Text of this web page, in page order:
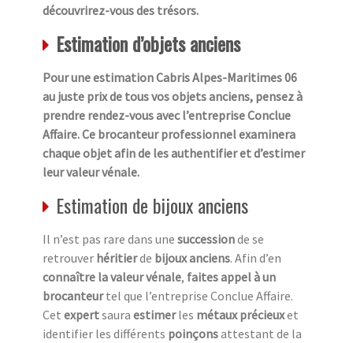
découvrirez-vous des trésors.
Estimation d’objets anciens
Pour une estimation Cabris Alpes-Maritimes 06
au juste prix de tous vos objets anciens, pensez à
prendre rendez-vous avec l’entreprise Conclue
Affaire. Ce brocanteur professionnel examinera
chaque objet afin de les authentifier et d’estimer
leur valeur vénale.
Estimation de bijoux anciens
Il n’est pas rare dans une successionde se
retrouver héritierde bijoux anciens. Afin d’en
connaître la valeur vénale, faites appel à un
brocanteurtel que l’entreprise Conclue Affaire.
Cet expertsaura estimerles métaux précieuxet
identifier les différents poinçonsattestant de la